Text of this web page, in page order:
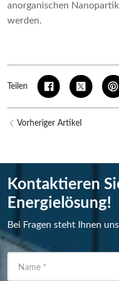
anorganischen
werden.
Teilen
Vorheriger Artikel
Kontaktieren
Energielösung!
Bei Fragen steht Ihnen
Name *